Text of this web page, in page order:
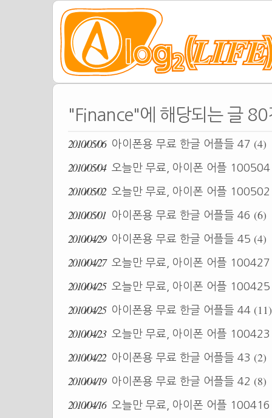
"Finance"에 해당되는 글 80
2010/05/06 아이폰용 무료 한글 어플들 47 (4)
2010/05/04 오늘만 무료, 아이폰 어플
2010/05/02 오늘만 무료, 아이폰 어플
2010/05/01 아이폰용 무료 한글 어플들 46 (6)
2010/04/29
아이폰용 무료 한글 어플들 45 (4)
2010/04/27 오늘만 무료, 아이폰 어플
2010/04/25 오늘만 무료, 아이폰 어플
2010/04/25 아이폰용 무료 한글 어플들 44 (11)
2010/04/23 오늘만 무료, 아이폰 어플
2010/04/22 아이폰용 무료 한글 어플들 43 (2)
2010/04/19
아이폰용 무료 한글 어플들 42 (8)
2010/04/16 오늘만 무료, 아이폰 어플